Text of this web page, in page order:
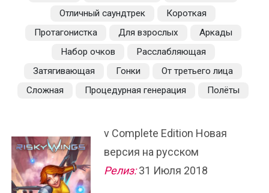
Отличный саундтрек
Короткая
Протагонистка
Для взрослых
Аркады
Набор очков
Расслабляющая
Затягивающая
Гонки
От третьего лица
Сложная
Процедурная генерация Полёты
v Complete Edition Новая
версия на русском
Релиз:31 Июля 2018